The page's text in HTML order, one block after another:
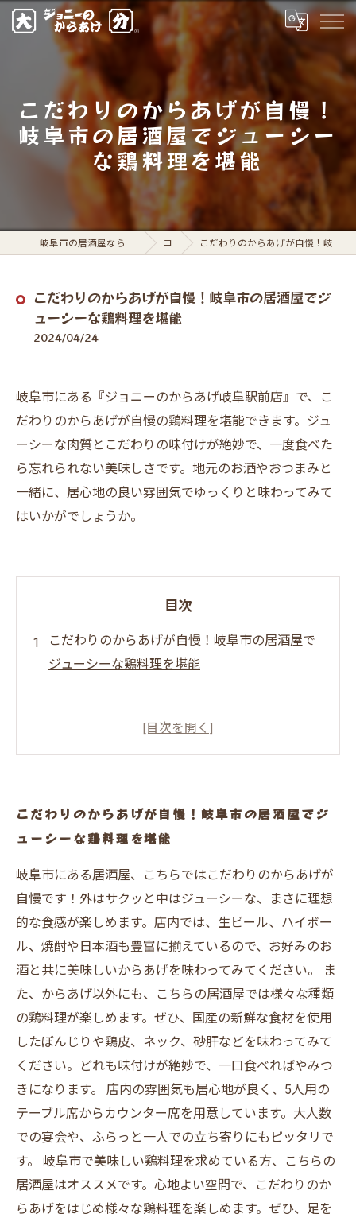
こだわりのからあげが自慢！
岐阜市の居酒屋でジューシー
な鶏料理を堪能
岐阜市の居酒屋ならジョニーのからあげ 岐阜駅前店 コラム こだわりのからあげが自慢！岐阜市の居酒屋でジューシーな鶏料理を堪能
こだわりのからあげが自慢！岐阜市の居酒屋でジ
ューシーな鶏料理を堪能
2024/04/24
岐阜市にある『ジョニーのからあげ岐阜駅前店』で、こ
だわりのからあげが自慢の鶏料理を堪能できます。ジュ
ーシーな肉質とこだわりの味付けが絶妙で、一度食べた
ら忘れられない美味しさです。地元のお酒やおつまみと
一緒に、居心地の良い雰囲気でゆっくりと味わってみて
はいかがでしょうか。
目次
こだわりのからあげが自慢！岐阜市の居酒屋で
ジューシーな鶏料理を堪能
こだわりのからあげが自慢！岐阜市の居酒屋でジ
ューシーな鶏料理を堪能
岐阜市にある居酒屋、こちらではこだわりのからあげが
自慢です！外はサクッと中はジューシーな、まさに理想
的な食感が楽しめます。店内では、生ビール、ハイボー
ル、焼酎や日本酒も豊富に揃えているので、お好みのお
酒と共に美味しいからあげを味わってみてください。 ま
た、からあげ以外にも、こちらの居酒屋では様々な種類
の鶏料理が楽しめます。ぜひ、国産の新鮮な食材を使用
したぼんじりや鶏皮、ネック、砂肝などを味わってみて
ください。どれも味付けが絶妙で、一口食べればやみつ
きになります。 店内の雰囲気も居心地が良く、5人用の
テーブル席からカウンター席を用意しています。大人数
での宴会や、ふらっと一人での立ち寄りにもピッタリで
す。 岐阜市で美味しい鶏料理を求めている方、こちらの
居酒屋はオススメです。心地よい空間で、こだわりのか
らあげをはじめ様々な鶏料理を楽しめます。ぜひ、足を